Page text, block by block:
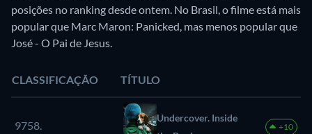
posições no ranking desde ontem. No Brasil, o filme está mais
popular que Marc Maron: Panicked, mas menos popular que
José - O Pai de Jesus.
CLASSIFICAÇÃO TÍTULO
9758.
Undercover. Inside
+10